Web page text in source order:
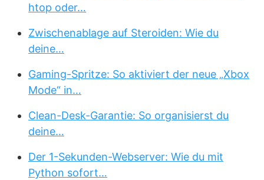
htop oder…
Zwischenablage auf Steroiden: Wie du
deine…
Gaming-Spritze: So aktiviert der neue „Xbox
Mode“ in…
Clean-Desk-Garantie: So organisierst du
deine…
Der 1-Sekunden-Webserver: Wie du mit
Python sofort…